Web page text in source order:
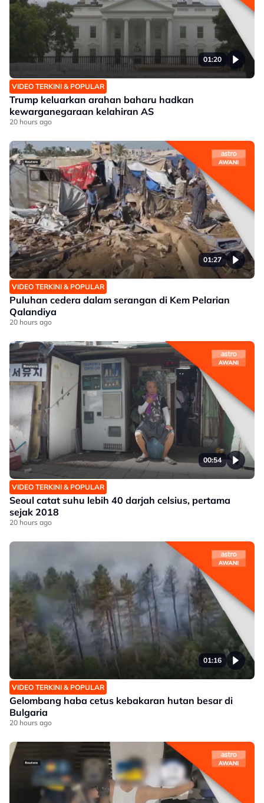
01:20
VIDEO TERKINI & POPULAR
Trump keluarkan arahan baharu hadkan
kewarganegaraan kelahiran AS
20 hours ago
01:27
VIDEO TERKINI & POPULAR
Puluhan cedera dalam serangan di Kem Pelarian
Qalandiya
20 hours ago
00:54
VIDEO TERKINI & POPULAR
Seoul catat suhu lebih 40 darjah celsius, pertama
sejak 2018
20 hours ago
01:16
VIDEO TERKINI & POPULAR
Gelombang haba cetus kebakaran hutan besar di
Bulgaria
20 hours ago